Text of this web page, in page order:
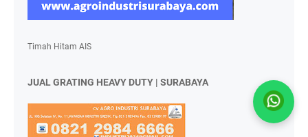
Timah Hitam AIS
JUAL GRATING HEAVY DUTY | SURABAYA